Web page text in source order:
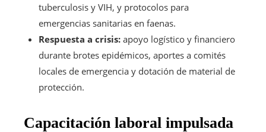
tuberculosis y VIH, y protocolos para
emergencias sanitarias en faenas.
Respuesta a crisis: apoyo logístico y financiero
durante brotes epidémicos, aportes a comités
locales de emergencia y dotación de material de
protección.
Capacitación laboral impulsada